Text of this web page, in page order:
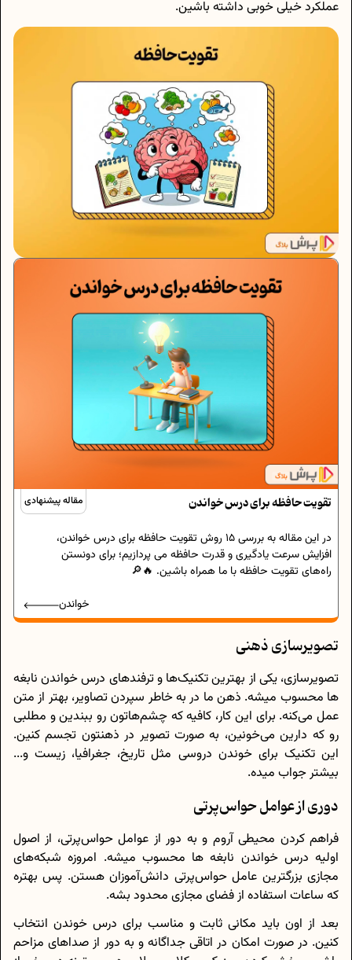
عملکرد خیلی خوبی داشته باشین.
مقاله پیشنهادی تقویت حافظه برای درس خواندن
در این مقاله به بررسی 15 روش تقویت حافظه برای درس خواندن،
افزایش سرعت یادگیری و قدرت حافظه می پردازیم؛ برای دونستن
راه‌های تقویت حافظه با ما همراه باشین. 🔥🔎
خواندن
تصویرسازی ذهنی
تصویرسازی، یکی از بهترین تکنیک‌ها و ترفندهای درس خواندن نابغه
ها محسوب میشه. ذهن ما در به خاطر سپردن تصاویر، بهتر از متن
عمل می‌کنه. برای این کار، کافیه که چشم‌هاتون رو ببندین و مطلبی
رو که دارین می‌خونین، به صورت تصویر در ذهنتون تجسم کنین.
این تکنیک برای خوندن دروسی مثل تاریخ، جغرافیا، زیست و...
بیشتر جواب میده.
دوری از عوامل حواس‌پرتی
فراهم کردن محیطی آروم و به دور از عوامل حواس‌پرتی، از اصول
اولیه‌ درس خواندن نابغه ها محسوب میشه. امروزه شبکه‌های
مجازی بزرگترین عامل حواس‌پرتی دانش‌آموزان هستن. پس بهتره
که ساعات استفاده از فضای مجازی محدود بشه.
بعد از اون باید مکانی ثابت و مناسب برای درس خوندن انتخاب
کنین. در صورت امکان در اتاقی جداگانه و به دور از صداهای مزاحم